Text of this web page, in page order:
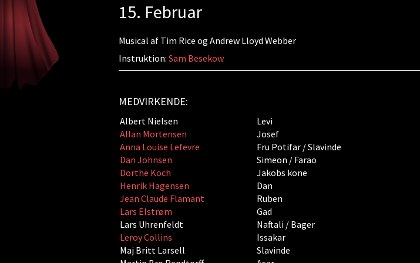
15. Februar
Musical af Tim Rice og Andrew Lloyd Webber
Instruktion: Sam Besekow
MEDVIRKENDE:
Albert Nielsen
Levi
Allan Mortensen
Josef
Anna Louise Lefevre
Fru Potifar / Slavinde
Dan Johnsen
Simeon / Farao
Dorthe Koch
Jakobs kone
Henrik Hagensen
Dan
Jean Claude Flamant
Ruben
Lars Elstrøm
Gad
Lars Uhrenfeldt
Naftali / Bager
Leroy Collins
Issakar
Maj Britt Larsell
Slavinde